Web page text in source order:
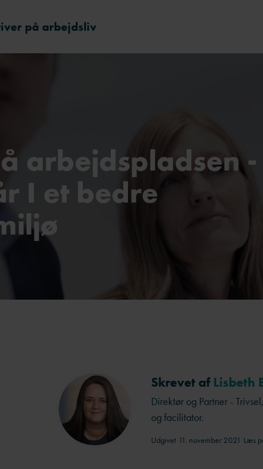
på arbejdsliv
arbejdspladsen -
I et bedre
Skrevet af Lisbeth
Direktør og Partner -
og facilitator.
Udgivet 11. november 2021 Læs